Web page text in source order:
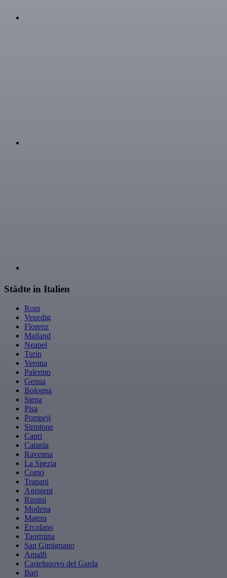
Städte in Italien
Rom
Venedig
Florenz
Mailand
Neapel
Turin
Verona
Palermo
Genua
Bologna
Siena
Pisa
Pompeji
Sirmione
Capri
Catania
Ravenna
La Spezia
Como
Trapani
Agrigent
Rimini
Modena
Matera
Ercolano
Taormina
San Gimignano
Amalfi
Castelnuovo del Garda
Bari